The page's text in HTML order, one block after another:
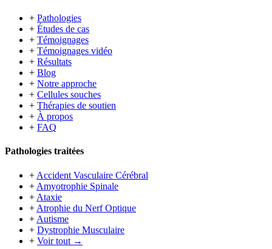
+ Pathologies
+ Études de cas
+ Témoignages
+ Témoignages vidéo
+ Résultats
+ Blog
+ Notre approche
+ Cellules souches
+ Thérapies de soutien
+ À propos
+ FAQ
Pathologies traitées
+ Accident Vasculaire Cérébral
+ Amyotrophie Spinale
+ Ataxie
+ Atrophie du Nerf Optique
+ Autisme
+ Dystrophie Musculaire
+ Voir tout →